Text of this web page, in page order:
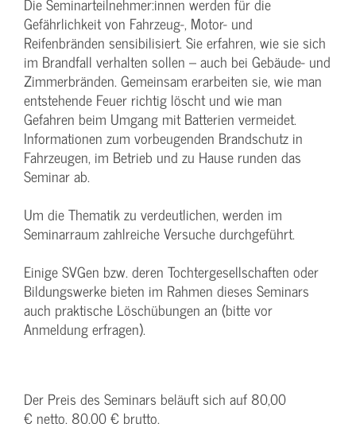
Gefährlichkeit von Fahrzeug-, Motor- und
Reifenbränden sensibilisiert. Sie erfahren, wie sie sich
im Brandfall verhalten sollen – auch bei Gebäude- und
Zimmerbränden. Gemeinsam erarbeiten sie, wie man
entstehende Feuer richtig löscht und wie man
Gefahren beim Umgang mit Batterien vermeidet.
Informationen zum vorbeugenden Brandschutz in
Fahrzeugen, im Betrieb und zu Hause runden das
Seminar ab.
Um die Thematik zu verdeutlichen, werden im
Seminarraum zahlreiche Versuche durchgeführt.
Einige SVGen bzw. deren Tochtergesellschaften oder
Bildungswerke bieten im Rahmen dieses Seminars
auch praktische Löschübungen an (bitte vor
Anmeldung erfragen).
Der Preis des Seminars beläuft sich auf 80,00
€ netto, 80,00 € brutto.